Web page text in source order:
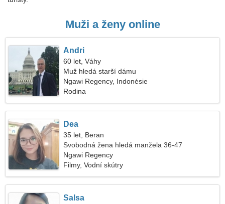
Muži a ženy online
Andri
60 let, Váhy
Muž hledá starší dámu
Ngawi Regency, Indonésie
Rodina
Dea
35 let, Beran
Svobodná žena hledá manžela 36-47
Ngawi Regency
Filmy, Vodní skútry
Salsa